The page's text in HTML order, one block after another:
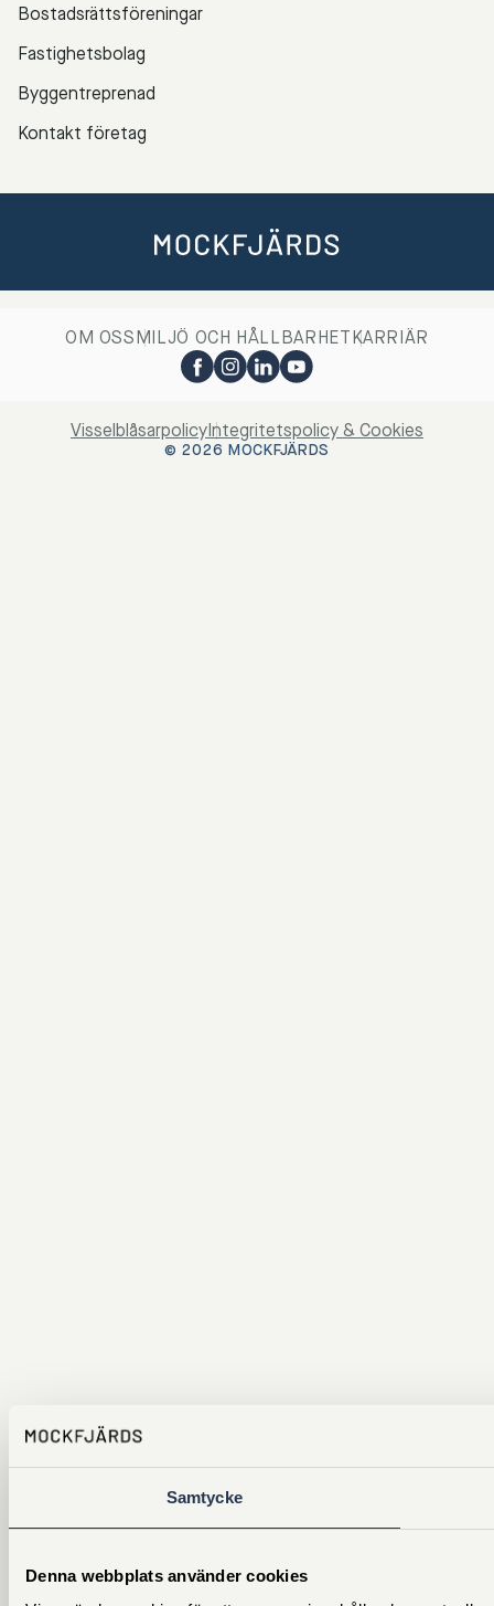
Samtycke
Denna webbplats använder cookies
Bostadsrättsföreningar
Fastighetsbolag
Byggentreprenad
Kontakt företag
OM OSSMILJÖ OCH HÅLLBARHETKARRIÄR
© 2026 MOCKFJÄRDS
VisselblåsarpolicyIntegritetspolicy & Cookies